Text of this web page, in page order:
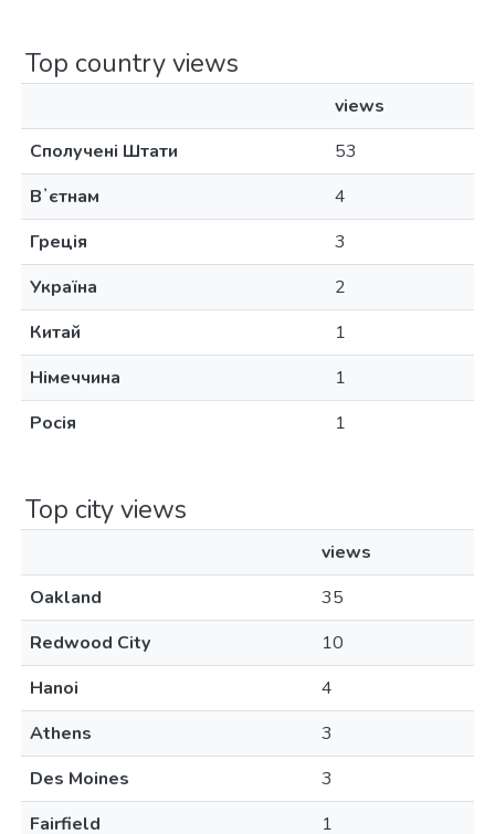
Top country views
views
Сполучені Штати
53
Вʼєтнам
4
Греція
3
Україна
2
Китай
1
Німеччина
1
Росія
1
Top city views
views
Oakland
35
Redwood City
10
Hanoi
4
Athens
3
Des Moines
3
Fairfield
1